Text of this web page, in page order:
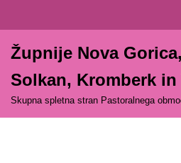
na
vsebino
Župnije Nova
Solkan, Kromberk in
Skupna spletna stran Pastoralnega